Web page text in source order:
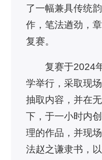
了一幅兼具传统
作，笔法遒劲，
复赛。
复赛于2024
学举行，采取现
抽取内容，并在
下，于一小时内
理的作品，并现
法赵之谦隶书，